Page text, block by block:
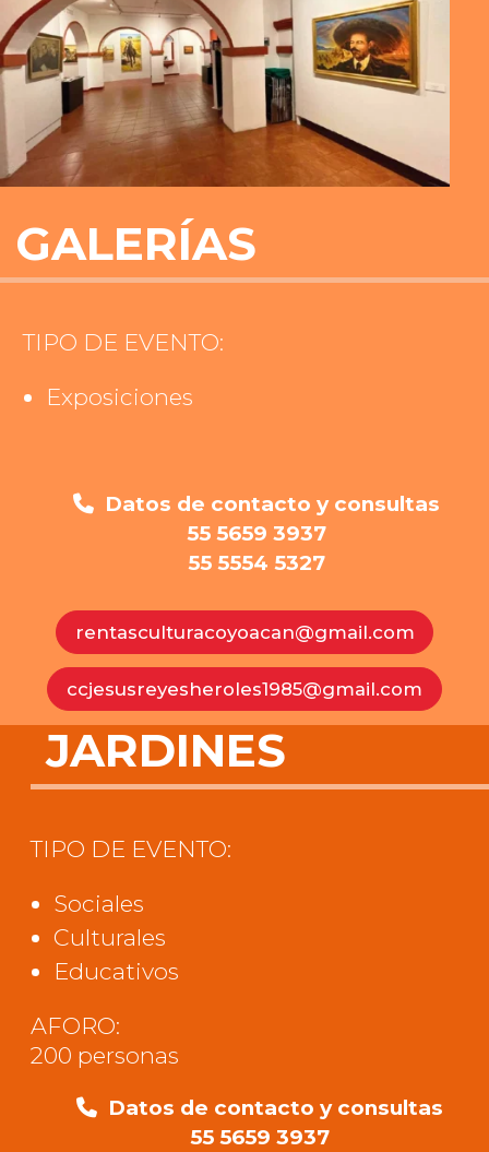
GALERÍAS
TIPO DE EVENTO:
Exposiciones
Datos de contacto y consultas
55 5659 3937
55 5554 5327
rentasculturacoyoacan@gmail.com
ccjesusreyesheroles1985@gmail.com
JARDINES
TIPO DE EVENTO:
Sociales
Culturales
Educativos
AFORO:
200 personas
Datos de contacto y consultas
55 5659 3937